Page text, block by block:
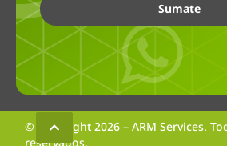
Sumate
© Copyright 2026 – ARM Services.
reservados.